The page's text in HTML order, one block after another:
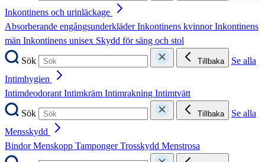
Inkontinens och urinläckage
Absorberande engångsunderkläderInkontinens kvinnorInkontinens
män Inkontinens unisex Skydd för säng och stol
Sök
Tillbaka
Se alla
Intimhygien
IntimdeodorantIntimkräm Intimrakning Intimtvätt
Sök
Tillbaka
Se alla
Mensskydd
BindorMenskopp TampongerTrosskydd Menstrosa